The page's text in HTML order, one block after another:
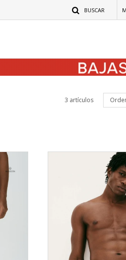
3 artículos